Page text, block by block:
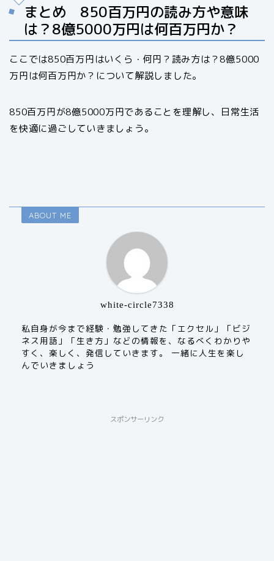
まとめ 850百万円の読み方や意味
は？8億5000万円は何百万円か？
ここでは850百万円はいくら・何円？読み方は？8億5000
万円は何百万円か？について解説しました。
850百万円が8億5000万円であることを理解し、日常生活
を快適に過ごしていきましょう。
ABOUT ME
white-circle7338
私自身が今まで経験・勉強してきた「エクセル」「ビジ
ネス用語」「生き方」などの情報を、なるべくわかりや
すく、楽しく、発信していきます。 一緒に人生を楽し
んでいきましょう
スポンサーリンク